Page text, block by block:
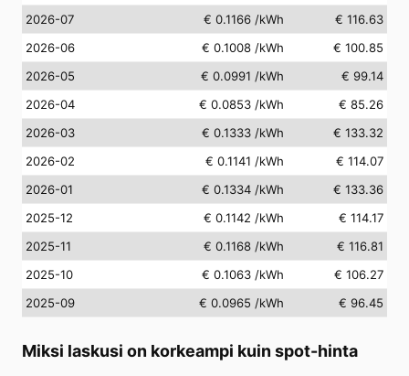
2026-07
€ 0.1166 /kWh
€ 116.63
2026-06
€ 0.1008 /kWh
€ 100.85
2026-05
€ 0.0991 /kWh
€ 99.14
2026-04
€ 0.0853 /kWh
€ 85.26
2026-03
€ 0.1333 /kWh
€ 133.32
2026-02
€ 0.1141 /kWh
€ 114.07
2026-01
€ 0.1334 /kWh
€ 133.36
2025-12
€ 0.1142 /kWh
€ 114.17
2025-11
€ 0.1168 /kWh
€ 116.81
2025-10
€ 0.1063 /kWh
€ 106.27
2025-09
€ 0.0965 /kWh € 96.45
Miksi laskusi on korkeampi kuin spot-hinta